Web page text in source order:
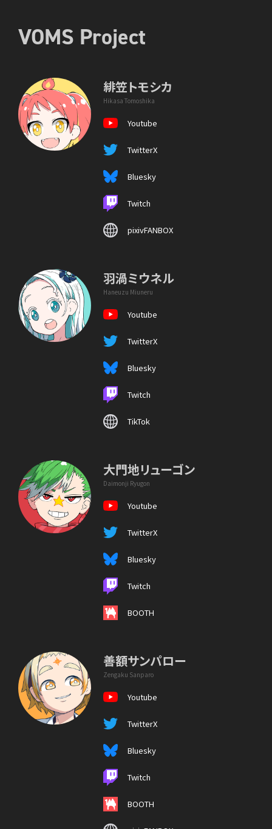
VOMS Project
緋笠トモシカ
Hikasa Tomoshika
Youtube
TwitterX
Bluesky
Twitch
pixivFANBOX
羽渦ミウネル
Haneuzu Miuneru
Youtube
TwitterX
Bluesky
Twitch
TikTok
大門地リューゴン
Daimonji Ryugon
Youtube
TwitterX
Bluesky
Twitch
BOOTH
善額サンパロー
Zengaku Sanparo
Youtube
TwitterX
Bluesky
Twitch
BOOTH